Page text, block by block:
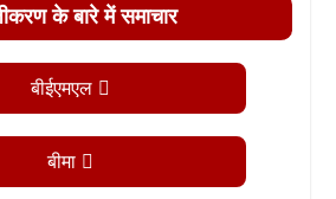
के बारे में समाचार
बीईएमएल
बीमा